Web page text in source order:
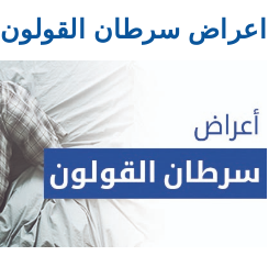
اعراض سرطان القولون